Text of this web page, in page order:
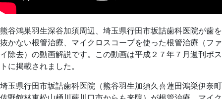
熊谷鴻巣羽生深谷加須周辺、埼玉県行田市坂詰歯科医院が歯を
抜かない根管治療、マイクロスコープを使った根管治療（ファ
イ除去）の動画解説です。この動画は平成２７年７月週刊ポス
トに掲載されました。
埼玉県行田市坂詰歯科医院（熊谷羽生加須久喜蓮田鴻巣伊奈町